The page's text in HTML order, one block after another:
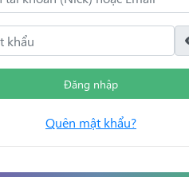
Đăng nhập
Quên mật khẩu?